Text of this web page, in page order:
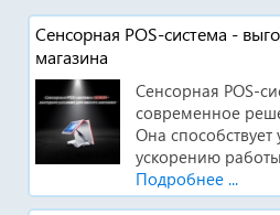
Сенсорная POS-система -
магазина
Сенсорная POS-
современное
Она
ускорению
Подробнее ...